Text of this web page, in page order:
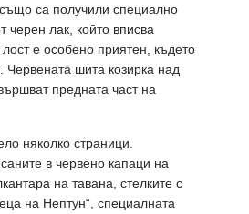
са получили специално
черен лак, който вписва
е особено приятен, където
Червената шита козирка над
предната част на
няколко страници.
в червено капаци на
на тавана, стелките с
на Нептун“, специалната